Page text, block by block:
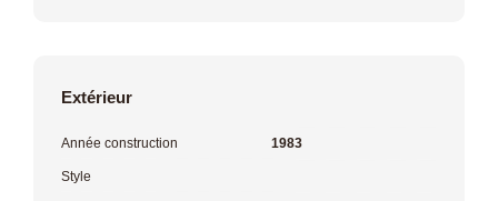
Extérieur
Année construction 1983
Style